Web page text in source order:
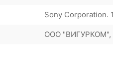
Sony Corporation.
ООО "ВИГУРКОМ",